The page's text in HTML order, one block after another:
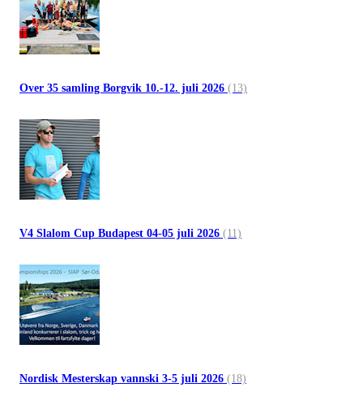
Over 35 samling Borgvik 10.-12. juli 2026 (13)
V4 Slalom Cup Budapest 04-05 juli 2026 (11)
Nordisk Mesterskap vannski 3-5 juli 2026 (18)